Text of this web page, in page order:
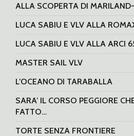
ALLA SCOPERTA DI
LUCA SABIU E VLV ALLA
LUCA SABIU E VLV ALLA ARCI
MASTER SAIL VLV
L’OCEANO DI TARABALLA
SARA’ IL CORSO PEGGIORE
FATTO…
TORTE SENZA FRONTIERE